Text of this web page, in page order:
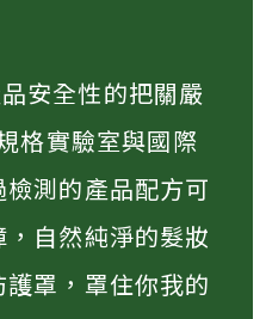
安全性的把關嚴
格實驗室與國際
測的產品配方可
自然純淨的髮妝
罩，罩住你我的